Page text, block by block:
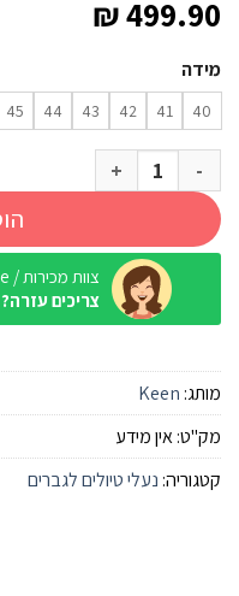
₪499.90
מידה
40
41
42
43
44
45
כמות של נעל Keen Hightrail Mid בז' אפור גברים
צוות מכירות / Online
צריכים
מותג: Keen
מק"ט:אין מידע
קטגוריה: נעלי טיולים לגברים